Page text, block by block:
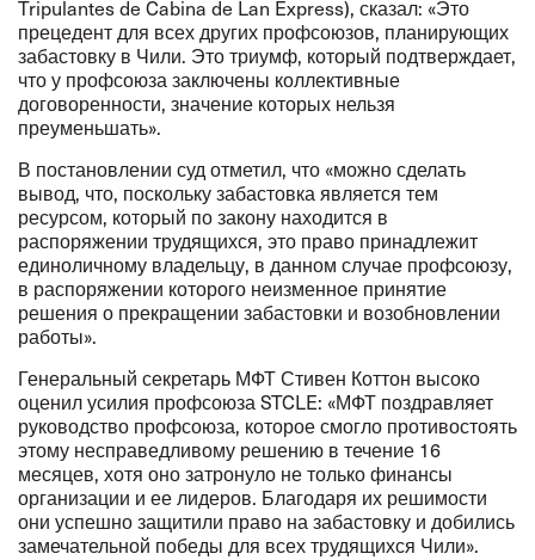
Tripulantes de Cabina de Lan Express), сказал: «Это
прецедент для всех других профсоюзов, планирующих
забастовку в Чили. Это триумф, который подтверждает,
что у профсоюза заключены коллективные
договоренности, значение которых нельзя
преуменьшать».
В постановлении суд отметил, что «можно сделать
вывод, что, поскольку забастовка является тем
ресурсом, который по закону находится в
распоряжении трудящихся, это право принадлежит
единоличному владельцу, в данном случае профсоюзу,
в распоряжении которого неизменное принятие
решения о прекращении забастовки и возобновлении
работы».
Генеральный секретарь МФТ Стивен Коттон высоко
оценил усилия профсоюза STCLE: «МФТ поздравляет
руководство профсоюза, которое смогло противостоять
этому несправедливому решению в течение 16
месяцев, хотя оно затронуло не только финансы
организации и ее лидеров. Благодаря их решимости
они успешно защитили право на забастовку и добились
замечательной победы для всех трудящихся Чили».